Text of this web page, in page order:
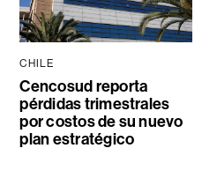
CHILE
Cencosud reporta
pérdidas trimestrales
por costos de su nuevo
plan estratégico